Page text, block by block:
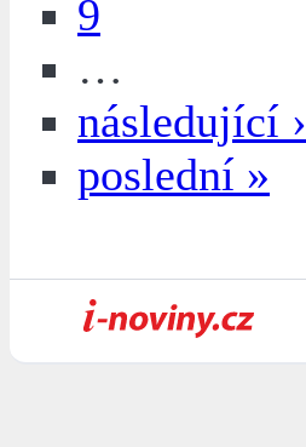
9
…
následující ›
poslední »